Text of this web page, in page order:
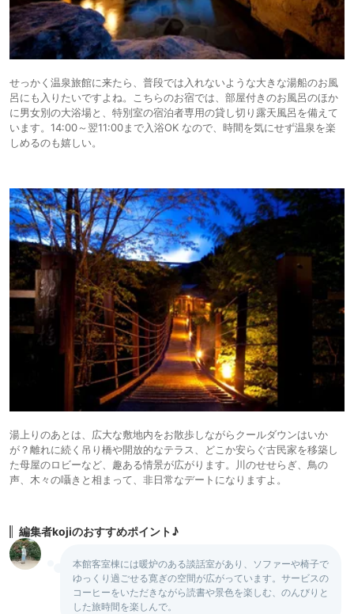
せっかく温泉旅館に来たら、普段では入れないような大きな湯船のお風
呂にも入りたいですよね。こちらのお宿では、部屋付きのお風呂のほか
に男女別の大浴場と、特別室の宿泊者専用の貸し切り露天風呂を備えて
います。14:00～翌11:00まで入浴OK なので、時間を気にせず温泉を楽
しめるのも嬉しい。
湯上りのあとは、広大な敷地内をお散歩しながらクールダウンはいか
が？離れに続く吊り橋や開放的なテラス、どこか安らぐ古民家を移築し
た母屋のロビーなど、趣ある情景が広がります。川のせせらぎ、鳥の
声、木々の囁きと相まって、非日常なデートになりますよ。
編集者kojiのおすすめポイント♪
本館客室棟には暖炉のある談話室があり、ソファーや椅子で
ゆっくり過ごせる寛ぎの空間が広がっています。サービスの
コーヒーをいただきながら読書や景色を楽しむ、のんびりと
した旅時間を楽しんで。